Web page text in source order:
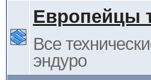
Европейцы
Все
эндуро